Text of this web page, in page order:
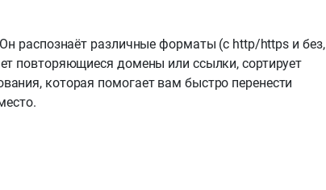
распознаёт различные форматы (с http/https и без,
повторяющиеся домены или ссылки, сортирует
которая помогает вам быстро перенести